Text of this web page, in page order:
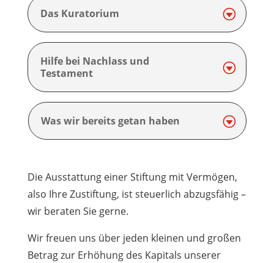
Das Kuratorium
Hilfe bei Nachlass und
Testament
Was wir bereits getan haben
Die Ausstattung einer Stiftung mit Vermögen,
also Ihre Zustiftung, ist steuerlich abzugsfähig –
wir beraten Sie gerne.
Wir freuen uns über jeden kleinen und großen
Betrag zur Erhöhung des Kapitals unserer